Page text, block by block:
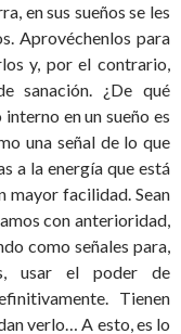
en sus sueños se les
Aprovéchenlos para
y, por el contrario,
sanación. ¿De qué
en un sueño es
una señal de lo que
a la energía que está
mayor facilidad. Sean
con anterioridad,
como señales para,
usar el poder de
Tienen
verlo… A esto, es lo